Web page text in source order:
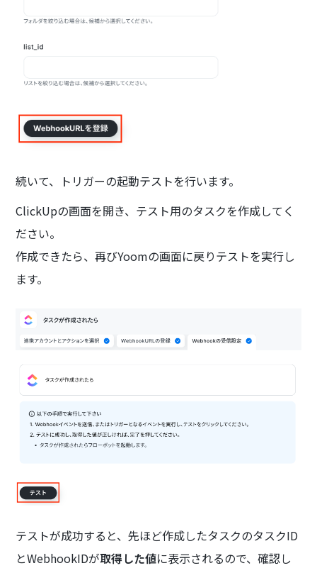
続いて、トリガーの起動テストを行います。
ClickUpの画面を開き、テスト用のタスクを作成してく
ださい。
作成できたら、再びYoomの画面に戻りテストを実行し
ます。
テストが成功すると、先ほど作成したタスクのタスクID
とWebhookIDが取得した値に表示されるので、確認し